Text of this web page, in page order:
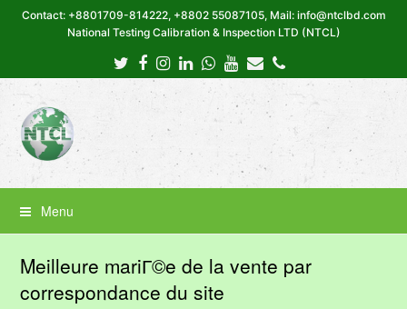
Contact: +8801709-814222, +8802 55087105, Mail: info@ntclbd.com
National Testing Calibration & Inspection LTD (NTCL)
Twitter
Facebook
Instagram
LinkedIn
Whatsapp
Youtube
EmailPhone
Menu
Meilleure mariГ©e de la vente par
correspondance du site